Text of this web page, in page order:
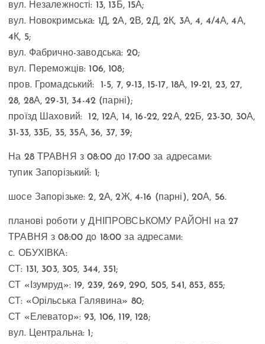
вул. Незалежності: 13, 13Б, 15А;
вул. Новокримська: 1Д, 2А, 2В, 2Д, 2К, 3А, 4, 4/4А, 4А,
4К, 5;
вул. Фабрично-заводська: 20;
вул. Переможців: 106, 108;
пров. Громадський: 1-5, 7, 9-13, 15-17, 18А, 19-21, 23, 27,
28, 28А, 29-31, 34-42 (парні);
проїзд Шаховий: 12, 12А, 14, 16-22, 22А, 22Б, 23-30, 30А,
31-33, 33Б, 35, 35А, 36, 37, 39;
На 28 ТРАВНЯ з 08:00 до 17:00 за адресами:
тупик Запорізький: 1;
шосе Запорізьке: 2, 2А, 2Ж, 4-16 (парні), 20А, 56.
планові роботи у ДНІПРОВСЬКОМУ РАЙОНІ на 27
ТРАВНЯ з 08:00 до 18:00 за адресами:
с. ОБУХІВКА:
СТ: 131, 303, 305, 344, 351;
СТ «Ізумруд»: 19, 239, 269, 290, 505, 541, 853, 855;
СТ: «Орільська Галявина» 80;
СТ «Елеватор»: 93, 106, 119, 128;
вул. Центральна: 1;